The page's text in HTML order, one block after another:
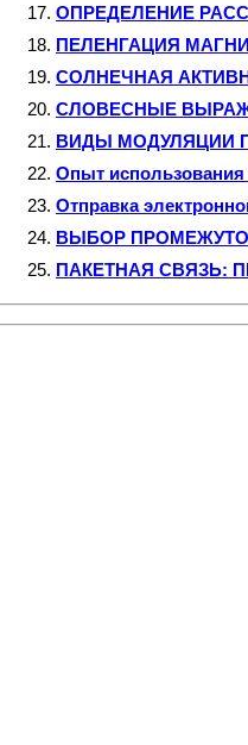
ОПРЕДЕЛЕНИЕ
ПЕЛЕНГАЦИЯ
СОЛНЕЧНАЯ
СЛОВЕСНЫЕ
ВИДЫ МОДУЛЯЦИИ
Опыт использования
Отправка
ВЫБОР
ПАКЕТНАЯ СВЯЗЬ: